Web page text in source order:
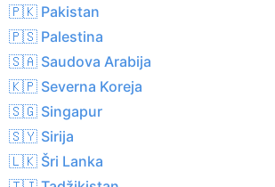
12
34.0°
13
34.0°
🇵🇰 Pakistan
🇵🇸 Palestina
🇸🇦 Saudova Arabija
🇰🇵 Severna Koreja
🇸🇬 Singapur
🇸🇾 Sirija
🇱🇰 Šri Lanka